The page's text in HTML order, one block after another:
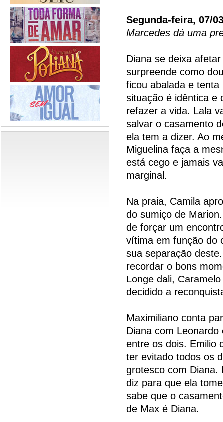
Segunda-feira, 07/
Marcedes dá uma
Diana se deixa
surpreende como
ficou abalada e
situação é idêntica e
refazer a vida. Lala
salvar o casamento
ela tem a dizer. Ao
Miguelina faça a
está cego e jamais
marginal.
Na praia, Camila
do sumiço de
de forçar um
vítima em função do
sua separação
recordar o bons
Longe dali,
decidido a
Maximiliano conta
Diana com
entre os dois. Emilio
ter evitado todos os
grotesco com Diana.
diz para que ela
sabe que o
de Max é Diana.